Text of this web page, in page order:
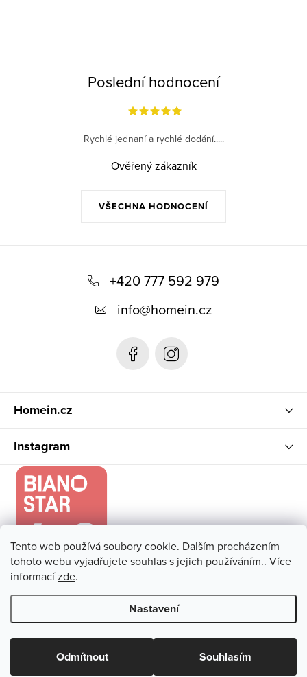
Tento web používá soubory cookie. Dalším procházením
tohoto webu vyjadřujete souhlas s jejich používáním.. Více
informacízde.
Nastavení
Odmítnout Souhlasím
Poslední hodnocení
VŠECHNA HODNOCENÍ
Rychlé jednaní a rychlé dodání.....
Ověřený zákazník
+420 777 592 979
info@homein.cz
Homein.cz
Instagram
Copyright 2026Homein.cz. Všechna práva vyhrazena.Upravit
nastavení cookies